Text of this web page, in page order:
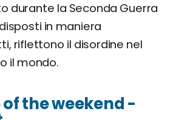
durante la Seconda Guerra
in maniera
riflettono il disordine nel
il mondo.
the weekend -